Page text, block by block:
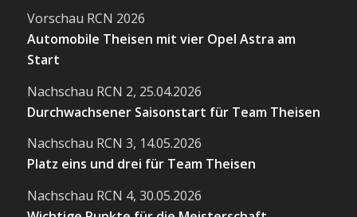
Vorschau RCN 2026
Automobile Theisen mit vier Opel Astra am
Start
Nachschau RCN 2, 25.04.2026
Durchwachsener Saisonstart für Team Theisen
Nachschau RCN 3, 14.05.2026
Platz eins und drei für Team Theisen
Nachschau RCN 4, 30.05.2026